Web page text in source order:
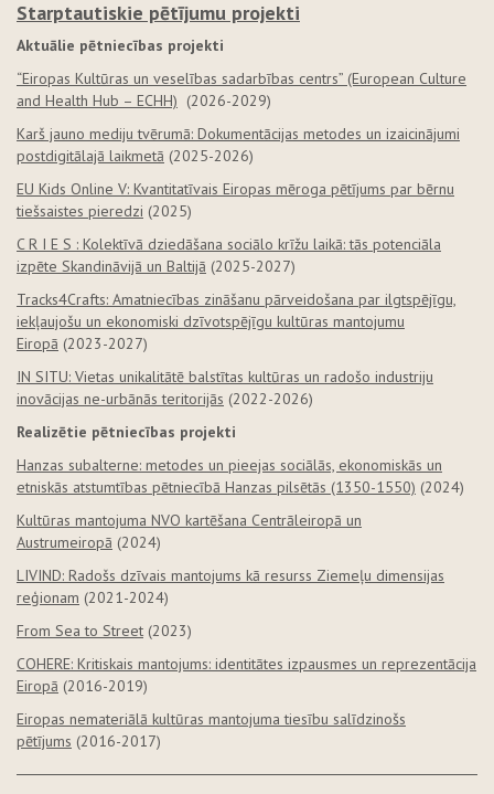
Starptautiskie pētījumu projekti
Aktuālie pētniecības projekti
“Eiropas Kultūras un veselības sadarbības centrs” (European Culture
and Health Hub – ECHH) (2026-2029)
Karš jauno mediju tvērumā: Dokumentācijas metodes un izaicinājumi
postdigitālajā laikmetā (2025-2026)
EU Kids Online V: Kvantitatīvais Eiropas mēroga pētījums par bērnu
tiešsaistes pieredzi (2025)
C R I E S : Kolektīvā dziedāšana sociālo krīžu laikā: tās potenciāla
izpēte Skandināvijā un Baltijā (2025-2027)
Tracks4Crafts: Amatniecības zināšanu pārveidošana par ilgtspējīgu,
iekļaujošu un ekonomiski dzīvotspējīgu kultūras mantojumu
Eiropā (2023-2027)
IN SITU: Vietas unikalitātē balstītas kultūras un radošo industriju
inovācijas ne-urbānās teritorijās (2022-2026)
Realizētie pētniecības projekti
Hanzas subalterne: metodes un pieejas sociālās, ekonomiskās un
etniskās atstumtības pētniecībā Hanzas pilsētās (1350-1550) (2024)
Kultūras mantojuma NVO kartēšana Centrāleiropā un
Austrumeiropā (2024)
LIVIND: Radošs dzīvais mantojums kā resurss Ziemeļu dimensijas
reģionam (2021-2024)
From Sea to Street (2023)
COHERE: Kritiskais mantojums: identitātes izpausmes un reprezentācija
Eiropā (2016-2019)
Eiropas nemateriālā kultūras mantojuma tiesību salīdzinošs
pētījums (2016-2017)